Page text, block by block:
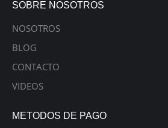
SOBRE NOSOTROS
NOSOTROS
BLOG
CONTACTO
VIDEOS
METODOS DE PAGO